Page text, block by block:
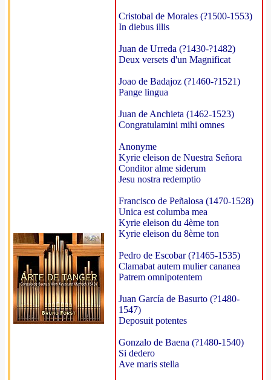
Cristobal de Morales (?1500-1553)
In diebus illis
Juan de Urreda (?1430-?1482)
Deux versets d'un Magnificat
Joao de Badajoz (?1460-?1521)
Pange lingua
Juan de Anchieta (1462-1523)
Congratulamini mihi omnes
Anonyme
Kyrie eleison de Nuestra Señora
Conditor alme siderum
Jesu nostra redemptio
Francisco de Peñalosa (1470-1528)
Unica est columba mea
Kyrie eleison du 4ème ton
Kyrie eleison du 8ème ton
Pedro de Escobar (?1465-1535)
Clamabat autem mulier cananea
Patrem omnipotentem
Juan García de Basurto (?1480-
1547)
Deposuit potentes
Gonzalo de Baena (?1480-1540)
Si dedero
Ave maris stella